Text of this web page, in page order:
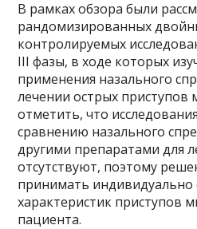
В рамках обзора были
рандомизированных
контролируемых
III фазы, в ходе которых
применения назального
лечении острых приступов
отметить, что
сравнению назального
другими препаратами для
отсутствуют, поэтому
принимать индивидуально
характеристик приступов
пациента.